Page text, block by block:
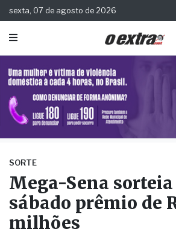
sexta, 07 de agosto de 2026
SORTE
Mega-Sena
sábado prêmio de
milhões